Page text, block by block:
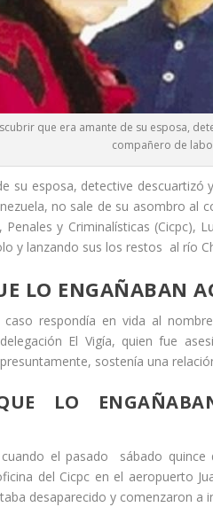
que era amante de su esposa,
compañero de
su esposa, detective
no sale de su asombro al
Penales y Criminalísticas (Cicpc),
y lanzando sus los restos al río
LO ENGAÑABAN
respondía en vida al
El Vigía, quien fue
sostenía una
LO
cuando el pasado sábado
del Cicpc en el aeropuerto
desaparecido y comenzaron a